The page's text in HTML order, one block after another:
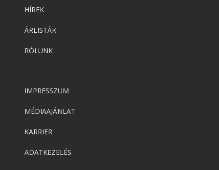
HÍREK
ÁRLISTÁK
RÓLUNK
IMPRESSZUM
MÉDIAAJÁNLAT
KARRIER
ADATKEZELÉS